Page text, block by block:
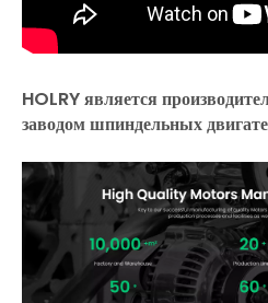
HOLRY является
заводом шпиндельных